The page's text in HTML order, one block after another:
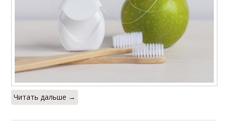
Читать дальше →